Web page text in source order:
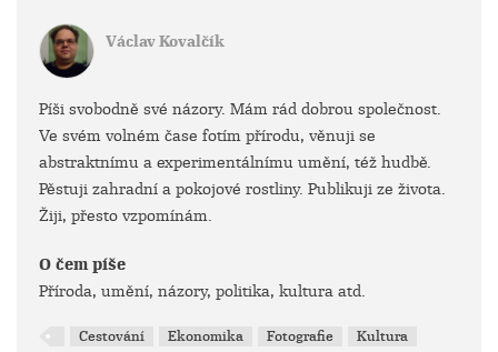
Václav Kovalčík
Píši svobodně své názory. Mám rád dobrou společnost.
Ve svém volném čase fotím přírodu, věnuji se
abstraktnímu a experimentálnímu umění, též hudbě.
Pěstuji zahradní a pokojové rostliny. Publikuji ze života.
Žiji, přesto vzpomínám.
O čem píše
Příroda, umění, názory, politika, kultura atd.
Cestování Ekonomika Fotografie
Kultura